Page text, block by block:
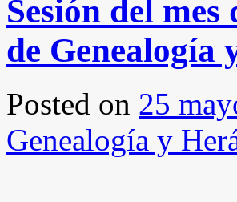
Sesión del
de Genealogía
Posted on 25
Genealogía y